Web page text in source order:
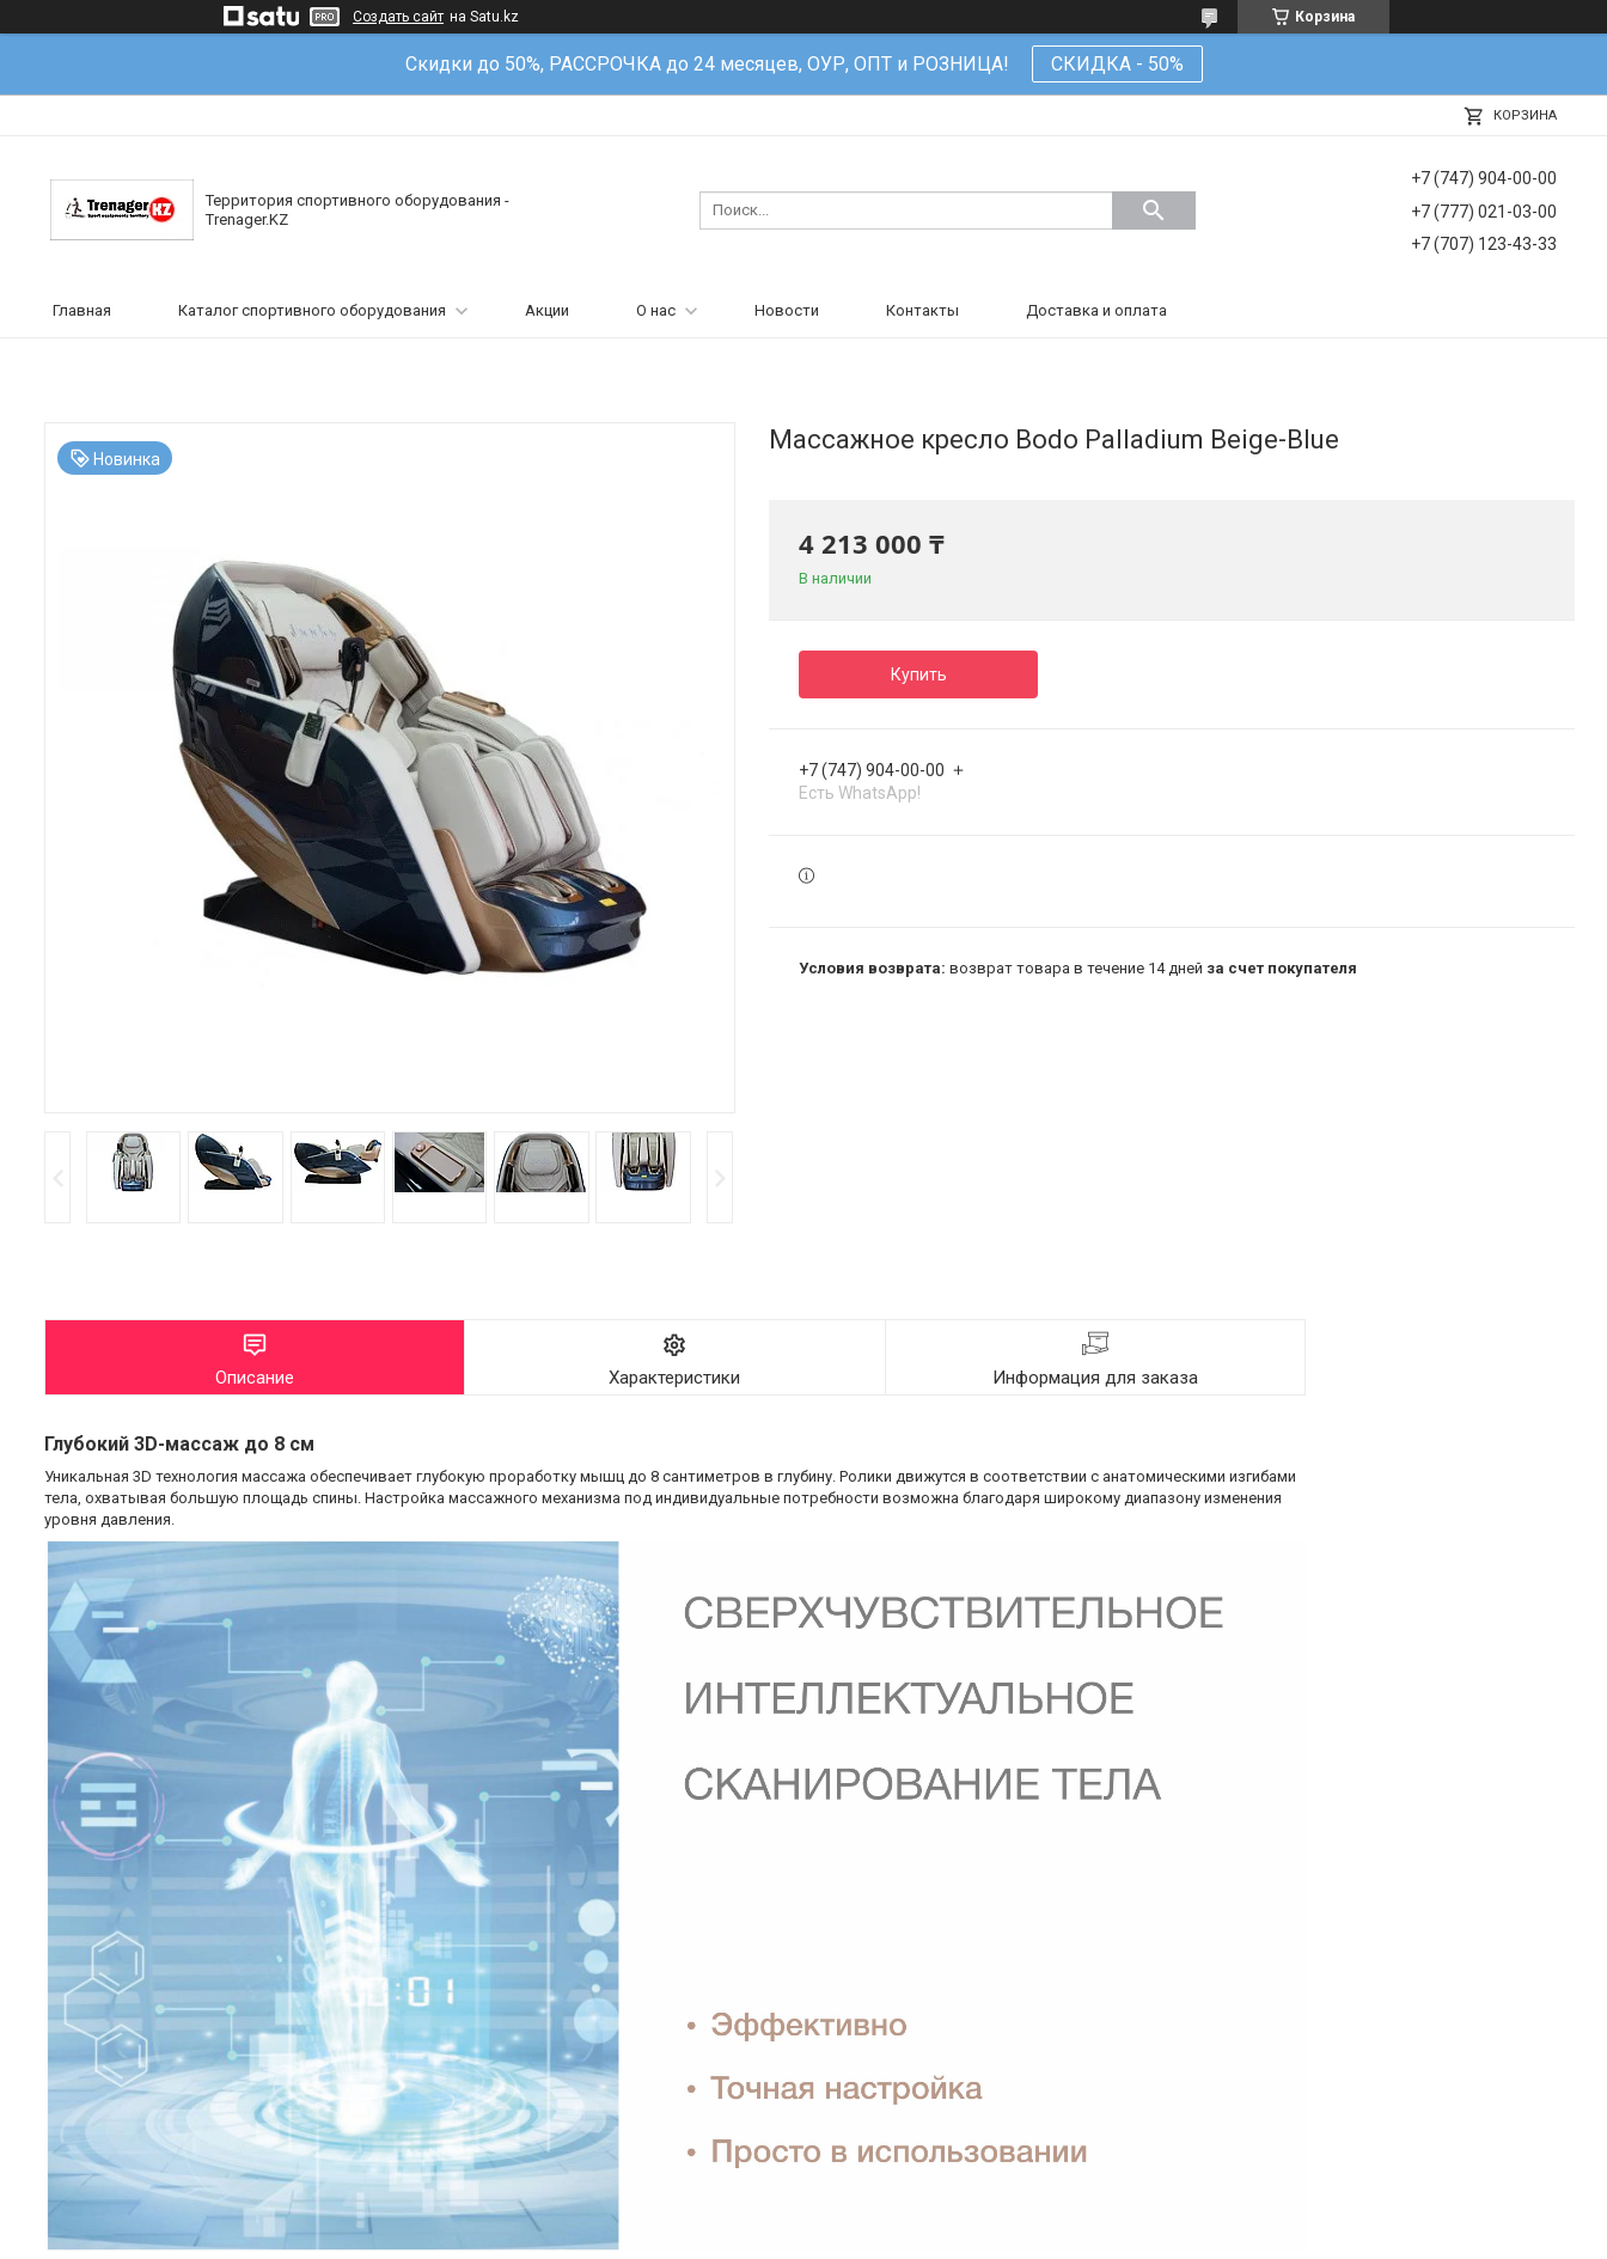
Создать сайт на Satu.kz Корзина
Скидки до 50%, РАССРОЧКА до 24 месяцев, ОУР, ОПТ и РОЗНИЦА! СКИДКА - 50%
КОРЗИНА
Территория спортивного оборудования -
Trenager.KZ
+7 (747) 904-00-00
+7 (777) 021-03-00
+7 (707) 123-43-33
Главная Каталог спортивного оборудования Акции О нас Новости Контакты Доставка и оплата
Новинка
Массажное кресло Bodo Palladium Beige-Blue
4 213 000 ₸
В наличии
Купить
+7 (747) 904-00-00
Есть WhatsApp!
возврат товара в течение 14 дней за счет покупателя
Описание Характеристики Информация для заказа
Глубокий 3D-массаж до 8 см
Уникальная 3D технология массажа обеспечивает глубокую проработку мышц до 8 сантиметров в глубину. Ролики движутся в соответствии с анатомическими изгибами
тела, охватывая большую площадь спины. Настройка массажного механизма под индивидуальные потребности возможна благодаря широкому диапазону изменения
уровня давления.